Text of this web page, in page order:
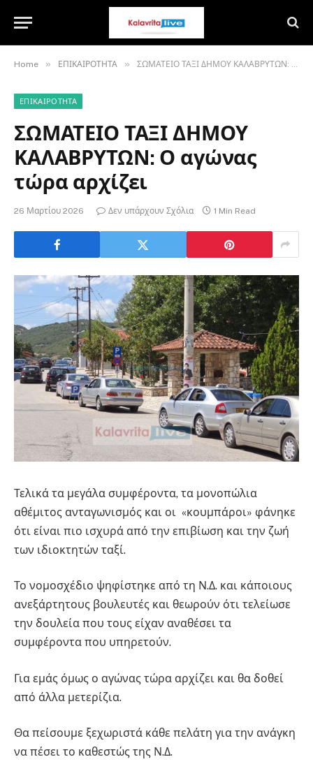
Home » ΕΠΙΚΑΙΡΟΤΗΤΑ » ΣΩΜΑΤΕΙΟ ΤΑΞΙ ΔΗΜΟΥ ΚΑΛΑΒΡΥΤΩΝ: Ο αγώνας τώρα αρχίζει
ΕΠΙΚΑΙΡΟΤΗΤΑ
ΣΩΜΑΤΕΙΟ ΤΑΞΙ ΔΗΜΟΥ
ΚΑΛΑΒΡΥΤΩΝ: Ο αγώνας
τώρα αρχίζει
26 Μαρτίου 2026 Δεν υπάρχουν Σχόλια 1 Min Read
Τελικά τα μεγάλα συμφέροντα, τα μονοπώλια
αθέμιτος ανταγωνισμός και οι «κουμπάροι» φάνηκε
ότι είναι πιο ισχυρά από την επιβίωση και την ζωή
των ιδιοκτητών ταξί.
Το νομοσχέδιο ψηφίστηκε από τη Ν.Δ. και κάποιους
ανεξάρτητους βουλευτές και θεωρούν ότι τελείωσε
την δουλεία που τους είχαν αναθέσει τα
συμφέροντα που υπηρετούν.
Για εμάς όμως ο αγώνας τώρα αρχίζει και θα δοθεί
από άλλα μετερίζια.
Θα πείσουμε ξεχωριστά κάθε πελάτη για την ανάγκη
να πέσει το καθεστώς της Ν.Δ.